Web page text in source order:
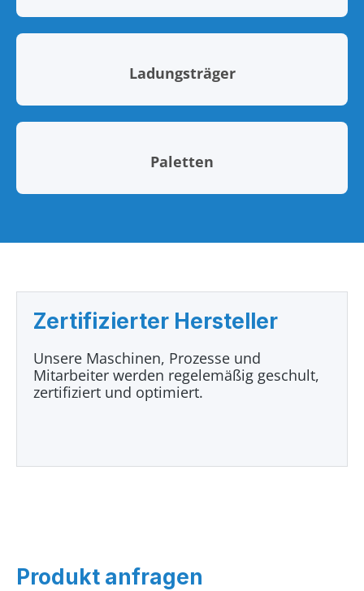
Ladungsträger
Paletten
Zertifizierter Hersteller
Unsere Maschinen, Prozesse und
Mitarbeiter werden regelemäßig geschult,
zertifiziert und optimiert.
Produkt anfragen